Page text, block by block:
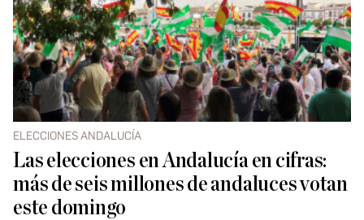
ELECCIONES ANDALUCÍA
Las elecciones en Andalucía en cifras:
más de seis millones de andaluces votan
este domingo